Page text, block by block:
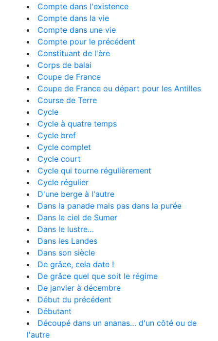
Compte dans l'existence
Compte dans la vie
Compte dans une vie
Compte pour le précédent
Constituant de l'ère
Corps de balai
Coupe de France
Coupe de France ou départ pour les Antilles
Course de Terre
Cycle
Cycle à quatre temps
Cycle bref
Cycle complet
Cycle court
Cycle qui tourne régulièrement
Cycle régulier
D'une berge à l'autre
Dans la panade mais pas dans la purée
Dans le ciel de Sumer
Dans le lustre…
Dans les Landes
Dans son siècle
De grâce, cela date !
De grâce quel que soit le régime
De janvier à décembre
Début du précédent
Débutant
Découpé dans un ananas… d'un côté ou de
l'autre